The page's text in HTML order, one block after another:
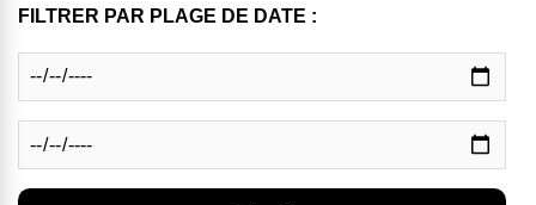
FILTRER PAR PLAGE DE DATE :